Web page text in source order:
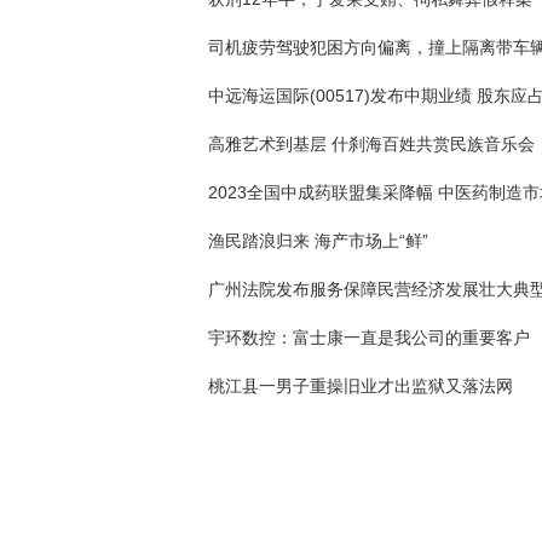
高雅艺术到基层 什刹海百姓共赏民族音乐会
渔民踏浪归来 海产市场上“鲜”
广州法院发布服务保障民营经济发展壮大典
宇环数控：富士康一直是我公司的重要客户
桃江县一男子重操旧业才出监狱又落法网